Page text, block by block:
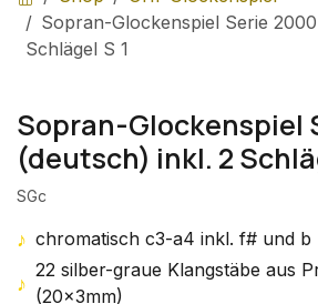
Sopran-Glockenspiel Serie
Schlägel S 1
Sopran-Glockenspiel
(deutsch) inkl. 2
SGc
♪ chromatisch c3-a4 inkl. f# und b
♪
22 silber-graue Klangstäbe aus
(20x3mm)